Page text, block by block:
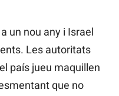
un nou any i Israel
Les autoritats
país jueu maquillen
que no